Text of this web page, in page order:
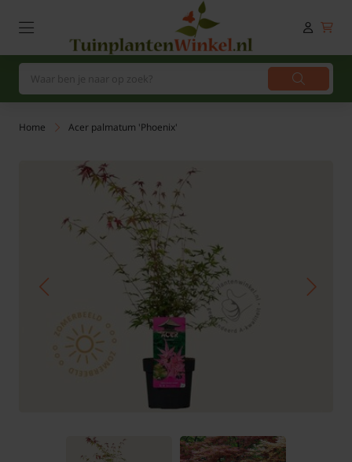
Home Acer palmatum 'Phoenix'